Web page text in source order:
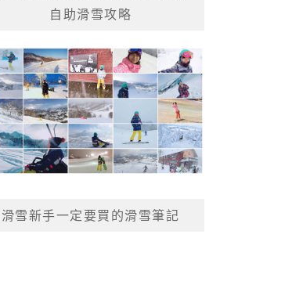
自助滑雪攻略
滑雪新手一定要買的滑雪筆記